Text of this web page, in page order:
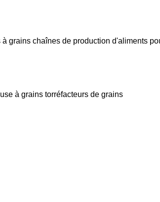
à grains chaînes de production d'aliments
à grains torréfacteurs de grains